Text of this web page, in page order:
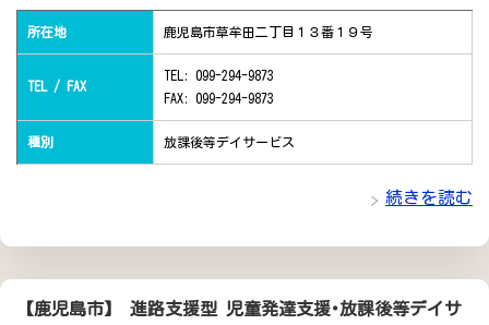
所在地 鹿児島市草牟田二丁目１３番１９号
TEL / FAX
TEL: 099-294-9873
FAX: 099-294-9873
種別 放課後等デイサービス
続きを読む
【鹿児島市】 進路支援型 児童発達支援･放課後等デイサ